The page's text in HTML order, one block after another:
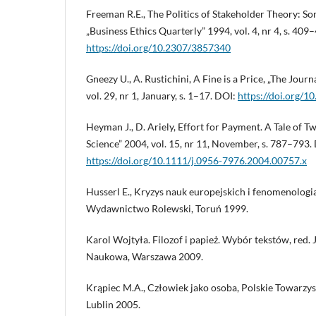
Freeman R.E., The Politics of Stakeholder Theory:
„Business Ethics Quarterly” 1994, vol. 4, nr 4, s.
https://doi.org/10.2307/3857340
Gneezy U., A. Rustichini, A Fine is a Price, „The
vol. 29, nr 1, January, s. 1–17. DOI: https://doi.org/
Heyman J., D. Ariely, Effort for Payment. A Tale of
Science” 2004, vol. 15, nr 11, November, s. 787–793.
https://doi.org/10.1111/j.0956-7976.2004.00757.x
Husserl E., Kryzys nauk europejskich i
Wydawnictwo Rolewski, Toruń 1999.
Karol Wojtyła. Filozof i papież. Wybór tekstów, red.
Naukowa, Warszawa 2009.
Krąpiec M.A., Człowiek jako osoba, Polskie
Lublin 2005.